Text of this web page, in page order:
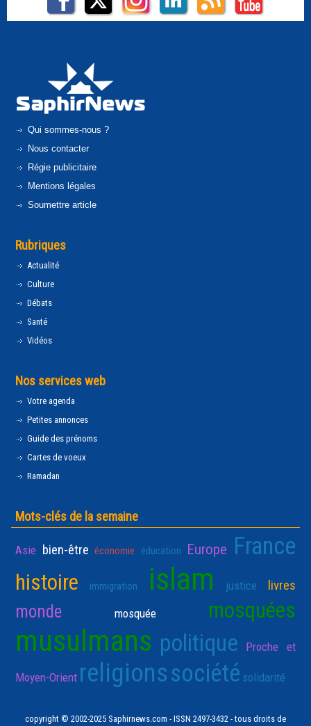
Qui sommes-nous ?
Nous contacter
Régie publicitaire
Mentions légales
Soumettre article
Rubriques
Actualité
Culture
Débats
Santé
Vidéos
Nos services web
Votre agenda
Petites annonces
Guide des prénoms
Cartes de voeux
Ramadan
Mots-clés de la semaine
Asie bien-être économie éducation Europe France
histoire immigration islam justice livres
monde mosquée mosquées
musulmans politique Proche et
Moyen-Orient religionssociété solidarité
copyright © 2002-2025 Saphirnews.com - ISSN 2497-3432 - tous droits de